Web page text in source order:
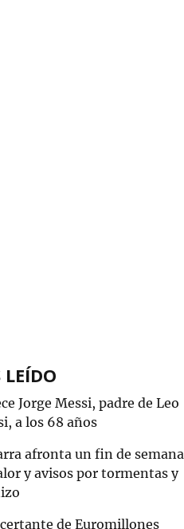
Jorge Messi, padre de Leo
a los 68 años
afronta un fin de semana
y avisos por tormentas y
de Euromillones